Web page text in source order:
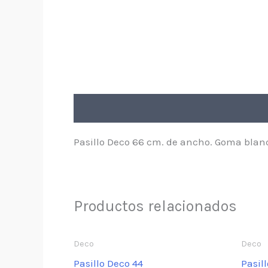
Pasillo Deco 66 cm. de ancho. Goma
Productos relacionados
Deco
Pasillo Deco 44
Deco